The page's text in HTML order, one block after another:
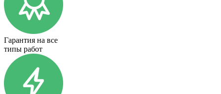
Гарантия на все
типы работ